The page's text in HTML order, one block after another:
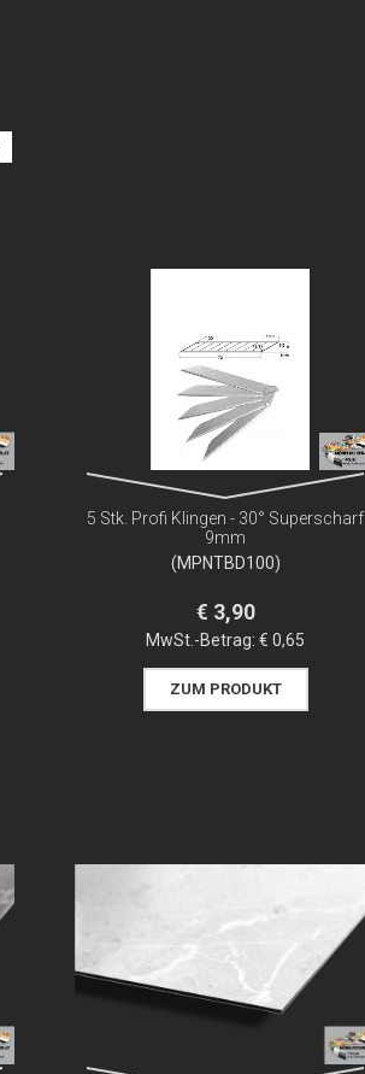
5 Stk. Profi Klingen - 30° Superscharf
9mm
(MPNTBD100)
€ 3,90
MwSt.-Betrag: € 0,65
ZUM PRODUKT